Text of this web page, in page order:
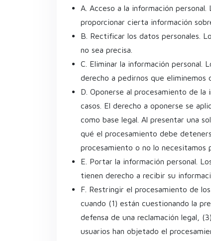
A. Acceso a la información
proporcionar cierta información
B. Rectificar los datos personales.
no sea precisa.
C. Eliminar la información personal.
derecho a pedirnos que eliminemos
D. Oponerse al procesamiento de
casos. El derecho a oponerse se
como base legal. Al presentar una
qué el procesamiento debe
procesamiento o no lo necesitamos
E. Portar la información personal.
tienen derecho a recibir su
F. Restringir el procesamiento de
cuando (1) están cuestionando la
defensa de una reclamación legal,
usuarios han objetado el